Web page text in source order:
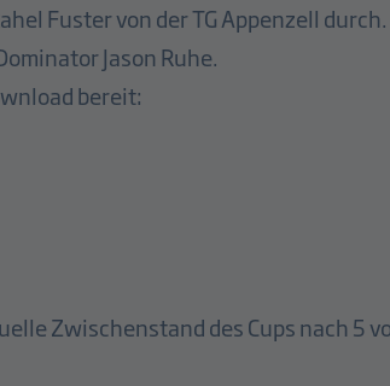
Fuster von der TG Appenzell
Jason Ruhe.
bereit:
Zwischenstand des Cups nach 5